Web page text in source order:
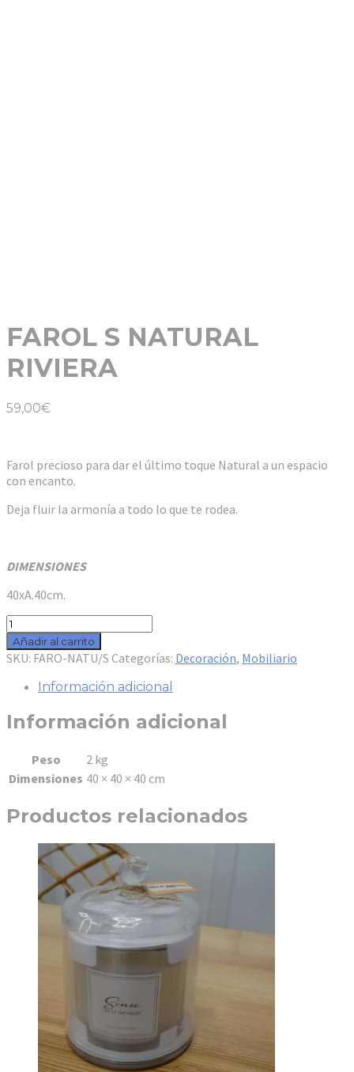
FAROL S NATURAL
RIVIERA
59,00€
Farol precioso para dar el último toque Natural a un espacio
con encanto.
Deja fluir la armonía a todo lo que te rodea.
DIMENSIONES
40xA.40cm.
FAROL
S
NATURAL
cantidad
Añadir al carrito
SKU: FARO-NATU/S Categorías: Decoración, Mobiliario
Información adicional
Información adicional
Peso
2 kg
Dimensiones 40 × 40 × 40 cm
Productos relacionados